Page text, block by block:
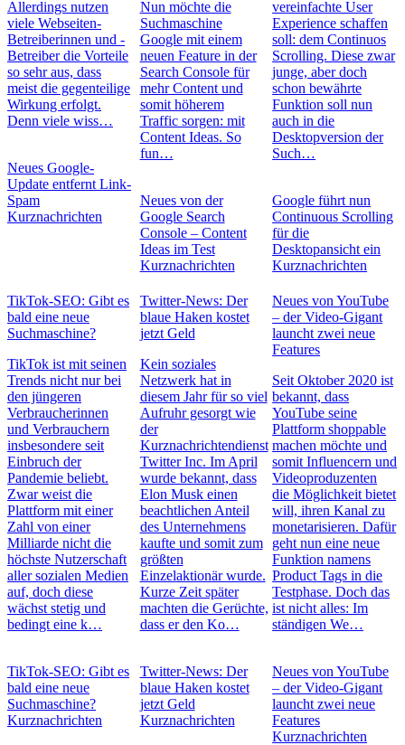
Allerdings nutzen
viele Webseiten-
Betreiberinnen und -
Betreiber die Vorteile
so sehr aus, dass
meist die gegenteilige
Wirkung erfolgt.
Denn viele wiss…
Neues Google-
Update entfernt Link-
Spam
Kurznachrichten
Nun möchte die
Suchmaschine
Google mit einem
neuen Feature in der
Search Console für
mehr Content und
somit höherem
Traffic sorgen: mit
Content Ideas. So
fun…
Neues von der
Google Search
Console – Content
Ideas im Test
Kurznachrichten
vereinfachte User
Experience schaffen
soll: dem Continuos
Scrolling. Diese zwar
junge, aber doch
schon bewährte
Funktion soll nun
auch in die
Desktopversion der
Such…
Google führt nun
Continuous Scrolling
für die
Desktopansicht ein
Kurznachrichten
TikTok-SEO: Gibt es
bald eine neue
Suchmaschine?
TikTok ist mit seinen
Trends nicht nur bei
den jüngeren
Verbraucherinnen
und Verbrauchern
insbesondere seit
Einbruch der
Pandemie beliebt.
Zwar weist die
Plattform mit einer
Zahl von einer
Milliarde nicht die
höchste Nutzerschaft
aller sozialen Medien
auf, doch diese
wächst stetig und
bedingt eine k…
TikTok-SEO: Gibt es
bald eine neue
Suchmaschine?
Kurznachrichten
Twitter-News: Der
blaue Haken kostet
jetzt Geld
Kein soziales
Netzwerk hat in
diesem Jahr für so viel
Aufruhr gesorgt wie
der
Kurznachrichtendienst
Twitter Inc. Im April
wurde bekannt, dass
Elon Musk einen
beachtlichen Anteil
des Unternehmens
kaufte und somit zum
größten
Einzelaktionär wurde.
Kurze Zeit später
machten die Gerüchte,
dass er den Ko…
Twitter-News: Der
blaue Haken kostet
jetzt Geld
Kurznachrichten
Neues von YouTube
– der Video-Gigant
launcht zwei neue
Features
Seit Oktober 2020 ist
bekannt, dass
YouTube seine
Plattform shoppable
machen möchte und
somit Influencern und
Videoproduzenten
die Möglichkeit bietet
will, ihren Kanal zu
monetarisieren. Dafür
geht nun eine neue
Funktion namens
Product Tags in die
Testphase. Doch das
ist nicht alles: Im
ständigen We…
Neues von YouTube
– der Video-Gigant
launcht zwei neue
Features
Kurznachrichten